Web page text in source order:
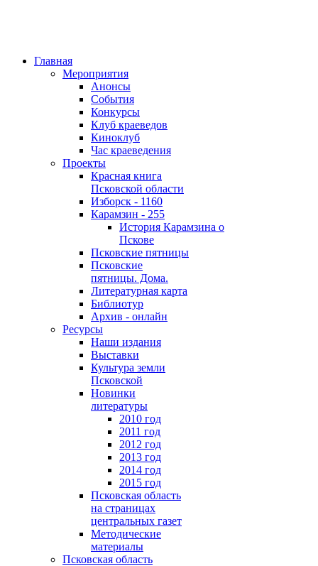
Главная
Мероприятия
Анонсы
События
Конкурсы
Клуб краеведов
Киноклуб
Час краеведения
Проекты
Красная книга
Псковской области
Изборск - 1160
Карамзин - 255
История Карамзина о
Пскове
Псковские пятницы
Псковские
пятницы. Дома.
Литературная карта
Библиотур
Архив - онлайн
Ресурсы
Наши издания
Выставки
Культура земли
Псковской
Новинки
литературы
2010 год
2011 год
2012 год
2013 год
2014 год
2015 год
Псковская область
на страницах
центральных газет
Методические
материалы
Псковская область